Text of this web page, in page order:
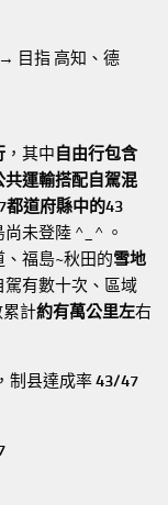
→ 目指 高知、德
，其中自由行包含
共運輸搭配自駕混
都道府縣中的43
未登陸 ^_^ 。
、福島~秋田的雪地
有數十次、區域
累計約有萬公里左右
制县達成率43/47